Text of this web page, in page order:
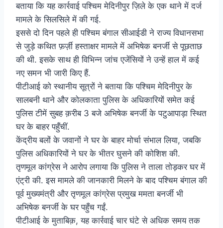
बताया कि यह कार्रवाई पश्चिम मेदिनीपुर ज़िले के एक थाने में दर्ज
मामले के सिलसिले में की गई.
इससे दो दिन पहले ही पश्चिम बंगाल सीआईडी ने राज्य विधानसभा
से जुड़े कथित फ़र्ज़ी हस्ताक्षर मामले में अभिषेक बनर्जी से पूछताछ
की थी. इसके साथ ही विभिन्न जांच एजेंसियों ने उन्हें हाल में कई
नए समन भी जारी किए हैं.
पीटीआई को स्थानीय सूत्रों ने बताया कि पश्चिम मेदिनीपुर के
सालबनी थाने और कोलकाता पुलिस के अधिकारियों समेत कई
पुलिस टीमें सुबह क़रीब 3 बजे अभिषेक बनर्जी के पटुआपाड़ा स्थित
घर के बाहर पहुँचीं.
केंद्रीय बलों के जवानों ने घर के बाहर मोर्चा संभाल लिया, जबकि
पुलिस अधिकारियों ने घर के भीतर घुसने की कोशिश की.
तृणमूल कांग्रेस ने आरोप लगाया कि पुलिस ने ताला तोड़कर घर में
एंट्री की. इस मामले की जानकारी मिलने के बाद पश्चिम बंगाल की
पूर्व मुख्यमंत्री और तृणमूल कांग्रेस प्रमुख ममता बनर्जी भी
अभिषेक बनर्जी के घर पहुँच गईं.
पीटीआई के मुताबिक़, यह कार्रवाई चार घंटे से अधिक समय तक